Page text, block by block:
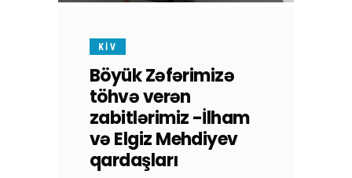
KİV
Böyük Zəfərimizə
töhvə verən
zabitlərimiz -İlham
və Elgiz Mehdiyev
qardaşları